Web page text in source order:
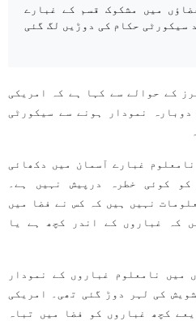
میں مشکوک قسم کے غبارے
سیکورٹی حکام کی دوڑیں لگ گئی
کے حوالے سے کہا ہے کہ امریکی
نمودار ہونے سے سیکورٹی
غبارے آسمان میں دکھائی
کوئی خطرہ درپیش نہیں ہے۔
نہیں ہیں کہ کس نے فضا میں
کہ غباروں کے اندر کچھ ہے یا
میں نامعلوم غباروں کے نمودار
کی لہر دوڑ گئی تھی۔ امریکی
کے ذریعے کچھ غباروں کو فضا میں تباہ